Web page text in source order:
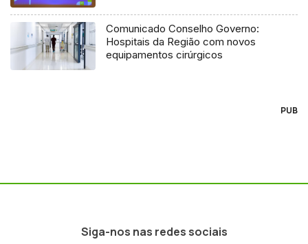
Comunicado Conselho Governo:
Hospitais da Região com novos
equipamentos cirúrgicos
PUB
Siga-nos nas redes sociais